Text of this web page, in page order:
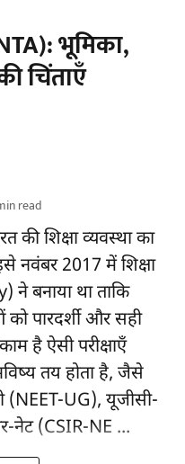
भूमिका,
चिंताएँ
read
की शिक्षा व्यवस्था का
नवंबर 2017 में शिक्षा
बनाया था ताकि
को पारदर्शी और सही
है ऐसी परीक्षाएँ
तय होता है, जैसे
(NEET-UG), यूजीसी-
(CSIR-NE ...